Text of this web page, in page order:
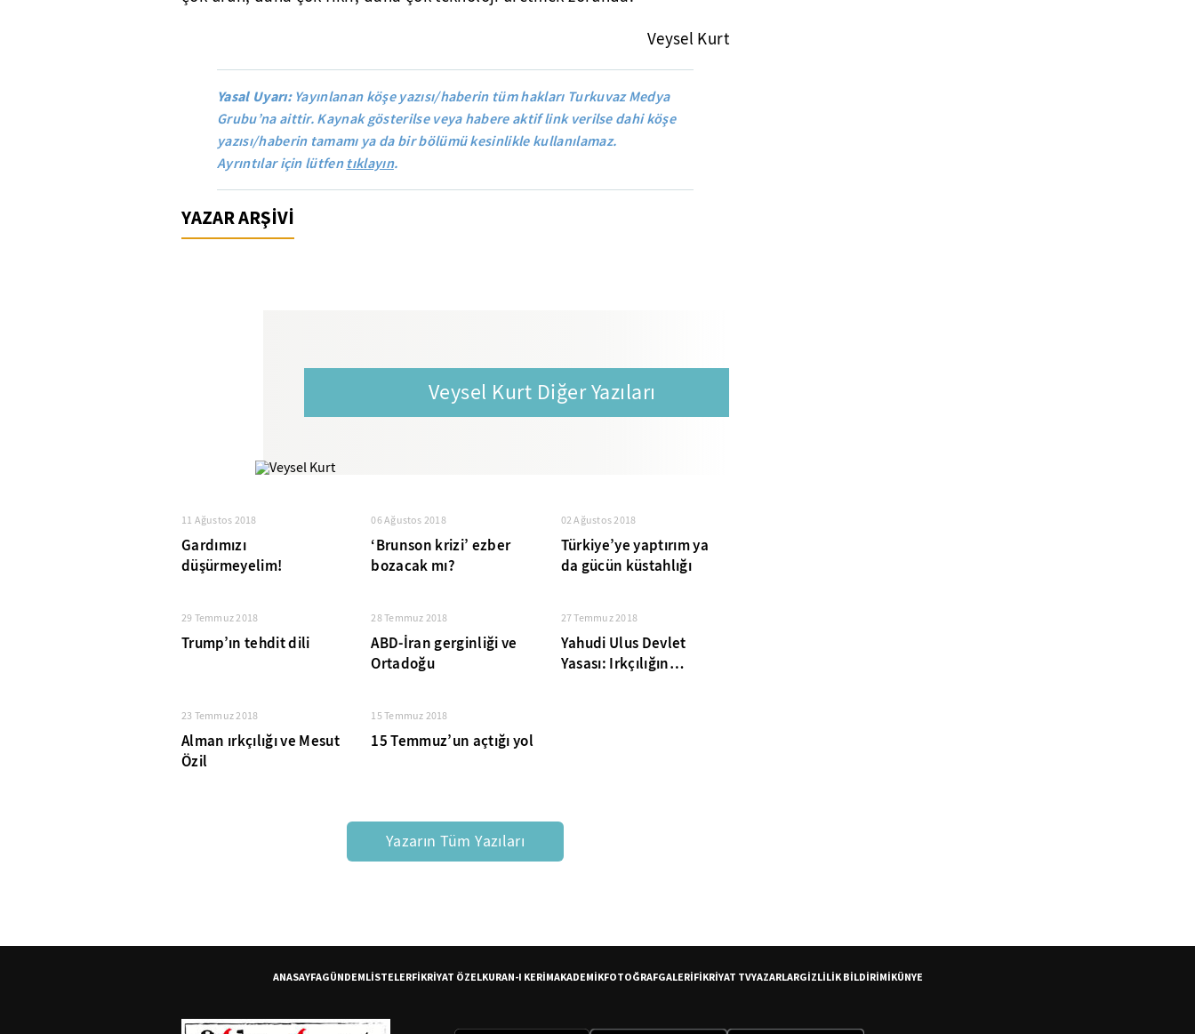
Veysel Kurt
Yasal Uyarı: Yayınlanan köşe yazısı/haberin tüm hakları Turkuvaz Medya
Grubu’na aittir. Kaynak gösterilse veya habere aktif link verilse dahi köşe
yazısı/haberin tamamı ya da bir bölümü kesinlikle kullanılamaz.
Ayrıntılar için lütfentıklayın.
YAZAR ARŞİVİ
Veysel Kurt Diğer Yazıları
11 Ağustos 2018
Gardımızı
düşürmeyelim!
06 Ağustos 2018
‘Brunson krizi’ ezber
bozacak mı?
02 Ağustos 2018
Türkiye’ye yaptırım ya
da gücün küstahlığı
29 Temmuz 2018
Trump’ın tehdit dili
28 Temmuz 2018
ABD-İran gerginliği ve
Ortadoğu
27 Temmuz 2018
Yahudi Ulus Devlet
Yasası: Irkçılığın
23 Temmuz 2018
Alman ırkçılığı ve Mesut
Özil
15 Temmuz 2018
15 Temmuz’un açtığı yol
Yazarın Tüm Yazıları
ANASAYFAGÜNDEMLİSTELERFİKRİYAT ÖZELKURAN-I KERİMAKADEMİKFOTOĞRAFGALERİFİKRİYAT TVYAZARLARGİZLİLİK BİLDİRİMİKÜNYE